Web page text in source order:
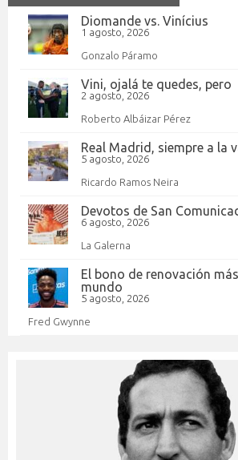
Diomande vs. Vinícius
1 agosto, 2026
Gonzalo Páramo
Vini, ojalá te quedes, pero
2 agosto, 2026
Roberto Albáizar Pérez
Real Madrid, siempre a la
5 agosto, 2026
Ricardo Ramos Neira
Devotos de San
6 agosto, 2026
La Galerna
El bono de renovación
mundo
5 agosto, 2026
Fred Gwynne